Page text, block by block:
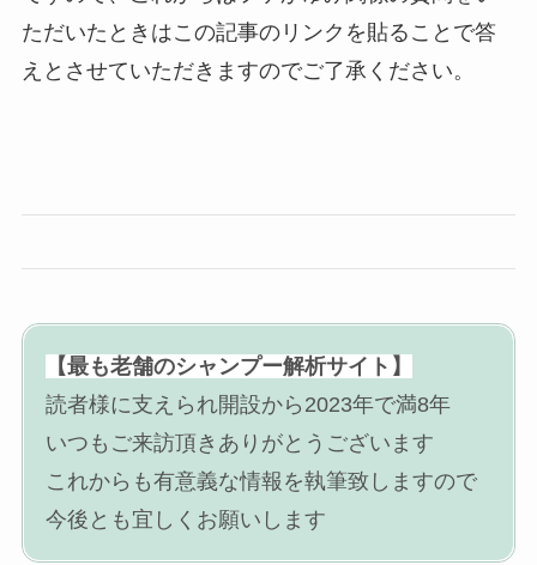
ただいたときはこの記事のリンクを貼ることで答
えとさせていただきますのでご了承ください。
【最も老舗のシャンプー解析サイト】
読者様に支えられ開設から2023年で満8年
いつもご来訪頂きありがとうございます
これからも有意義な情報を執筆致しますので
今後とも宜しくお願いします